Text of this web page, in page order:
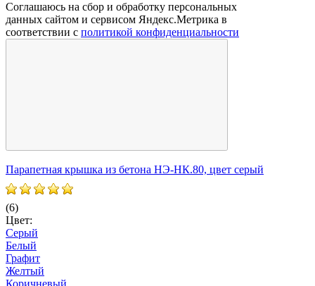
Соглашаюсь на сбор и обработку персональных
данных сайтом и сервисом Яндекс.Метрика в
соответствии с политикой конфиденциальности
Парапетная крышка из бетона НЭ-НК.80, цвет серый
(6)
Цвет:
Серый
Белый
Графит
Желтый